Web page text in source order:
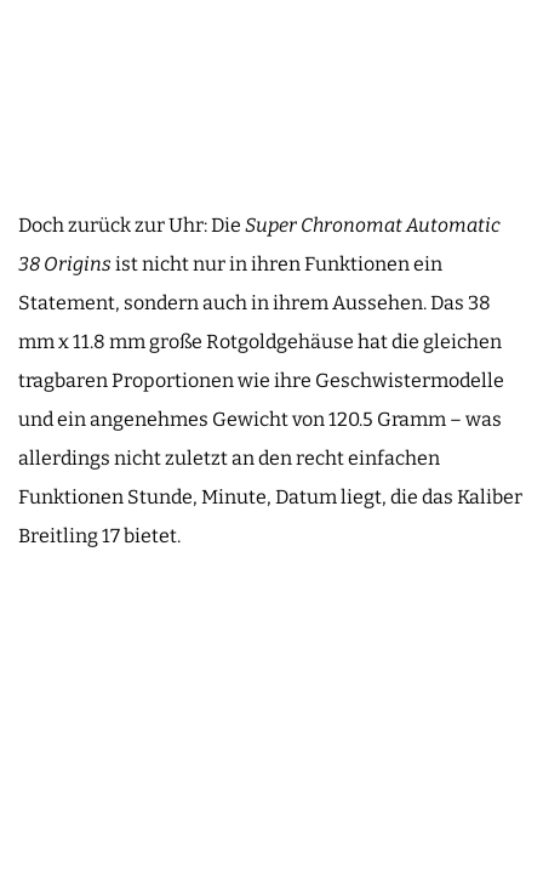
Doch zurück zur Uhr: Die Super Chronomat Automatic
38 Origins ist nicht nur in ihren Funktionen ein
Statement, sondern auch in ihrem Aussehen. Das 38
mm x 11.8 mm große Rotgoldgehäuse hat die gleichen
tragbaren Proportionen wie ihre Geschwistermodelle
und ein angenehmes Gewicht von 120.5 Gramm – was
allerdings nicht zuletzt an den recht einfachen
Funktionen Stunde, Minute, Datum liegt, die das Kaliber
Breitling 17 bietet.